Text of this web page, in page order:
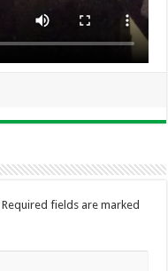
Required fields are marked